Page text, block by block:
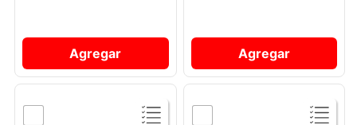
Agregar Agregar